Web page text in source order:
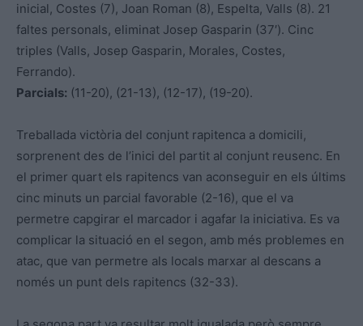
inicial, Costes (7), Joan Roman (8), Espelta, Valls (8). 21
faltes personals, eliminat Josep Gasparin (37′). Cinc
triples (Valls, Josep Gasparin, Morales, Costes,
Ferrando).
Parcials: (11-20), (21-13), (12-17), (19-20).
Treballada victòria del conjunt rapitenca a domicili,
sorprenent des de l’inici del partit al conjunt reusenc. En
el primer quart els rapitencs van aconseguir en els últims
cinc minuts un parcial favorable (2-16), que el va
permetre capgirar el marcador i agafar la iniciativa. Es va
complicar la situació en el segon, amb més problemes en
atac, que van permetre als locals marxar al descans a
només un punt dels rapitencs (32-33).